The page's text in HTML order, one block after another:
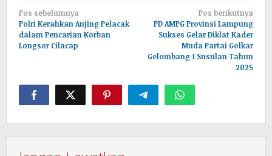
Navigasi
pos
Pos sebelumnya
Polri Kerahkan Anjing Pelacak
dalam Pencarian Korban
Longsor Cilacap
Pos berikutnya
PD AMPG Provinsi Lampung
Sukses Gelar Diklat Kader
Muda Partai Golkar
Gelombang 1 Susulan Tahun
2025